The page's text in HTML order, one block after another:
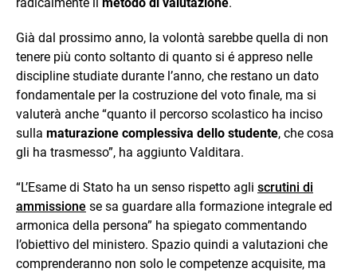
Già dal prossimo anno, la volontà sarebbe quella di non
tenere più conto soltanto di quanto si é appreso nelle
discipline studiate durante l’anno, che restano un dato
fondamentale per la costruzione del voto finale, ma si
valuterà anche “quanto il percorso scolastico ha inciso
sulla maturazione complessiva dello studente, che cosa
gli ha trasmesso”, ha aggiunto Valditara.
“L’Esame di Stato ha un senso rispetto agli scrutini di
ammissione se sa guardare alla formazione integrale ed
armonica della persona” ha spiegato commentando
l’obiettivo del ministero. Spazio quindi a valutazioni che
comprenderanno non solo le competenze acquisite, ma